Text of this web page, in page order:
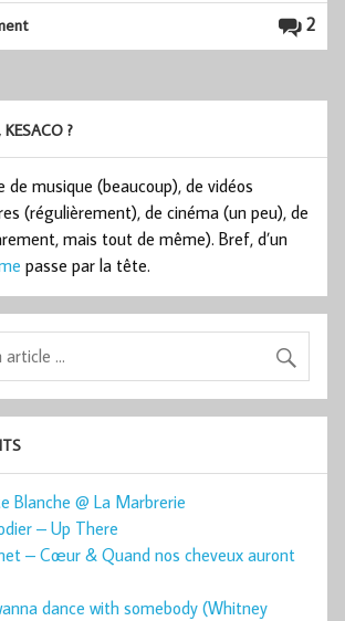
2
?
de musique (beaucoup), de vidéos
(régulièrement), de cinéma (un peu), de
mais tout de même). Bref, d’un
passe par la tête.
Blanche @ La Marbrerie
– Up There
– Cœur & Quand nos cheveux auront
dance with somebody (Whitney